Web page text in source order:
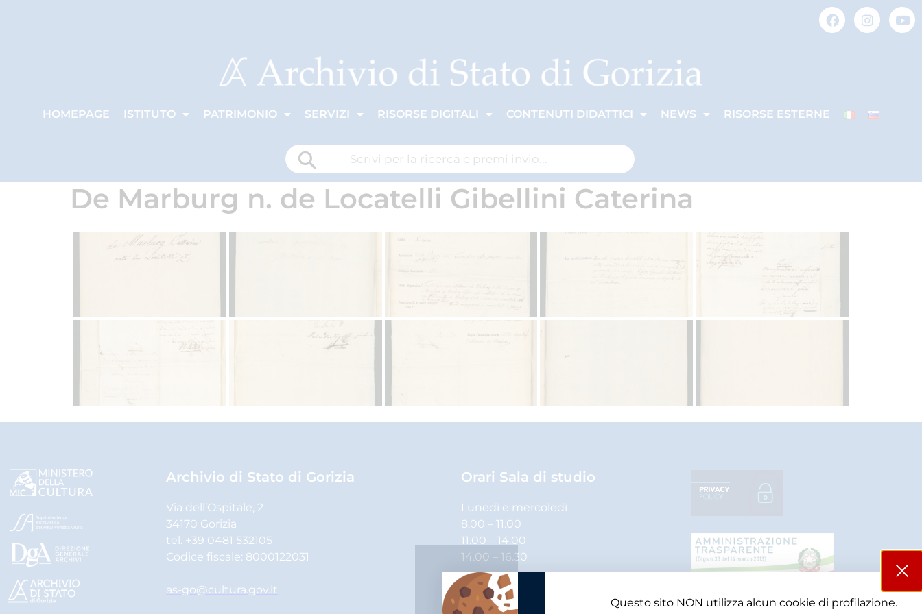
HOMEPAGE ISTITUTO PATRIMONIO SERVIZI RISORSE DIGITALI CONTENUTI DIDATTICI NEWS RISORSE ESTERNE
De Marburg n. de Locatelli Gibellini Caterina
Archivio di Stato di Gorizia
Via dell’Ospitale, 2
34170 Gorizia
tel. +39 0481 532105
Codice fiscale: 8000122031
as-go@cultura.gov.it
Orari Sala di studio
Lunedì e mercoledì
8.00 – 11.00
11.00 – 14.00
14.00 – 16.30
Martedì, giovedì e venerdì
8.00 – 11.00
Questo sito NON utilizza alcun cookie di profilazione.